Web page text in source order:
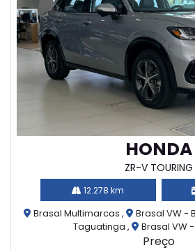
HONDA
ZR-V TOURING
12.278 km
Brasal Multimarcas , Brasal VW -
Taguatinga ,
Brasal VW
Preço